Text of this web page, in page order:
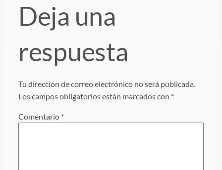
Deja una
respuesta
Tu dirección de correo electrónico no será publicada.
Los campos obligatorios están marcados con *
Comentario *